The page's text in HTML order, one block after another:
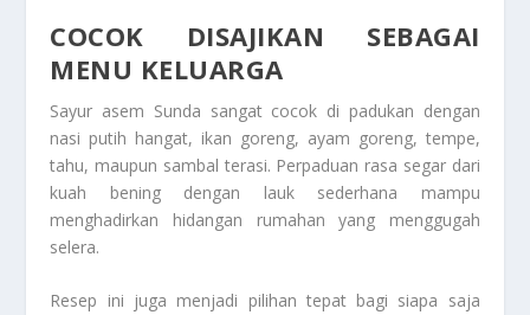
COCOK DISAJIKAN SEBAGAI
MENU KELUARGA
Sayur asem Sunda sangat cocok di padukan dengan
nasi putih hangat, ikan goreng, ayam goreng, tempe,
tahu, maupun sambal terasi. Perpaduan rasa segar dari
kuah bening dengan lauk sederhana mampu
menghadirkan hidangan rumahan yang menggugah
selera.
Resep ini juga menjadi pilihan tepat bagi siapa saja